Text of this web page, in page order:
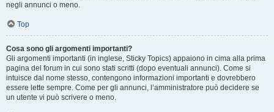
negli annunci o meno.
Top
Cosa sono gli argomenti importanti?
Gli argomenti importanti (in inglese, Sticky Topics) appaiono in cima alla prima
pagina del forum in cui sono stati scritti (dopo eventuali annunci). Come si
intuisce dal nome stesso, contengono informazioni importanti e dovrebbero
essere lette sempre. Come per gli annunci, l’amministratore può decidere se
un utente vi può scrivere o meno.